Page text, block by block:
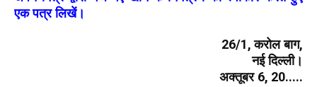
एक पत्र लिखें।
26/1,करोल बाग,
नई दिल्ली।
अक्तूबर 6, 20.....